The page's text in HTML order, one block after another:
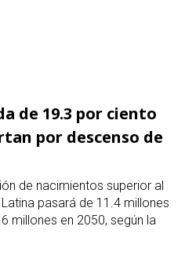
de 19.3 por ciento
por descenso de
de nacimientos superior al
pasará de 11.4 millones
millones en 2050, según la